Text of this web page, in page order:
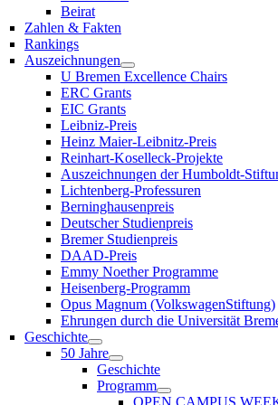
Beirat
Zahlen & Fakten
Rankings
Auszeichnungen
U Bremen Excellence Chairs
ERC Grants
EIC Grants
Leibniz-Preis
Heinz Maier-Leibnitz-Preis
Reinhart-Koselleck-Projekte
Auszeichnungen der Humboldt-
Lichtenberg-Professuren
Berninghausenpreis
Deutscher Studienpreis
Bremer Studienpreis
DAAD-Preis
Emmy Noether Programme
Heisenberg-Programm
Opus Magnum (VolkswagenStiftung)
Ehrungen durch die Universität
Geschichte
50 Jahre
Geschichte
Programm
OPEN CAMPUS